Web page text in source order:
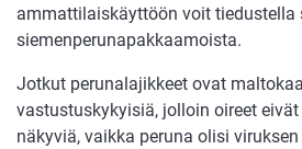
ammattilaiskäyttöön voit tiedustella
siemenperunapakkaamoista.
Jotkut perunalajikkeet ovat
vastustuskykyisiä, jolloin oireet
näkyviä, vaikka peruna olisi